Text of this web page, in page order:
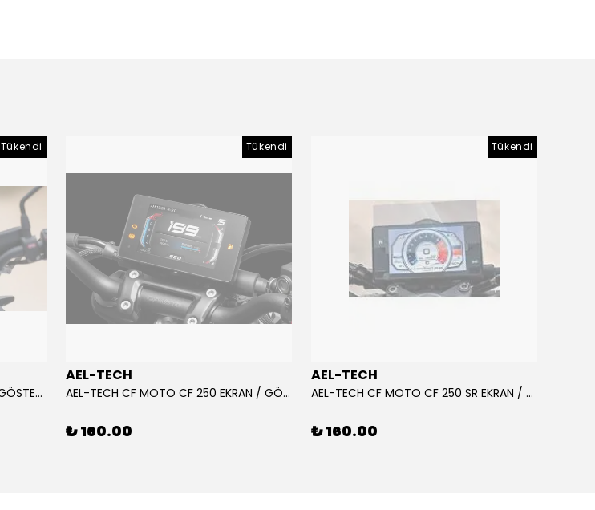
Tükendi
AEL-TECH BMW F 900 GS EKRAN/GÖSTERGE KORUYUCU 2024-2025
Tükendi
AEL-TECH
AEL-TECH CF MOTO CF 250 EKRAN / GÖSTERGE KORUYUCU 2020-2022
₺ 160.00
Tükendi
AEL-TECH
AEL-TECH CF MOTO CF 250 SR EKRAN / GÖSTERGE KORUYUCU 2023-2025
₺ 160.00